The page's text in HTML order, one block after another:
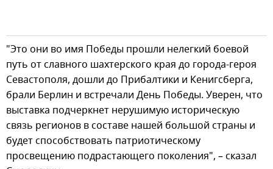
"Это они во имя Победы прошли нелегкий боевой
путь от славного шахтерского края до города-героя
Севастополя, дошли до Прибалтики и Кенигсберга,
брали Берлин и встречали День Победы. Уверен, что
выставка подчеркнет нерушимую историческую
связь регионов в составе нашей большой страны и
будет способствовать патриотическому
просвещению подрастающего поколения", – сказал